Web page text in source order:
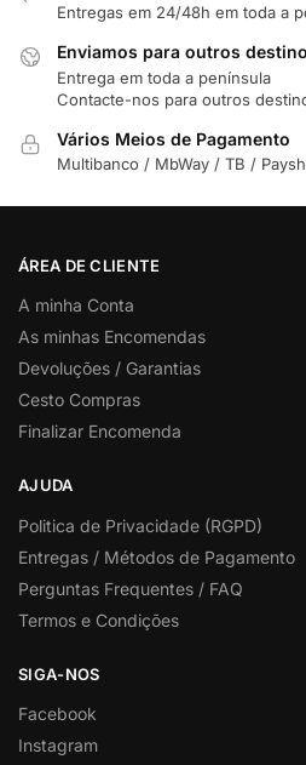
Entregas em 24/48h em toda a
Enviamos para outros
Entrega em toda a península
Contacte-nos para outros
Vários Meios de Pagamento
Multibanco / MbWay / TB /
ÁREA DE CLIENTE
A minha Conta
As minhas Encomendas
Devoluções / Garantias
Cesto Compras
Finalizar Encomenda
AJUDA
Politica de Privacidade (RGPD)
Entregas / Métodos de Pagamento
Perguntas Frequentes / FAQ
Termos e Condições
SIGA-NOS
Facebook
Instagram